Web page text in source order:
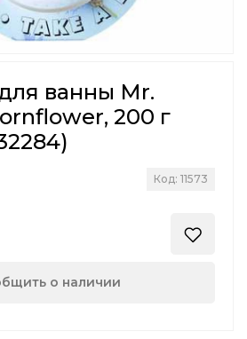
ванны Mr.
200 г
Код: 11573
о наличии